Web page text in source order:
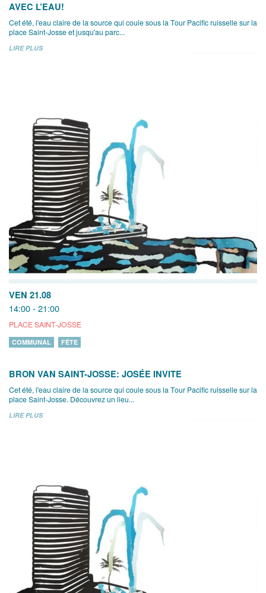
AVEC L’EAU!
Cet été, l'eau claire de la source qui coule sous la Tour Pacific ruisselle sur la
place Saint-Josse et jusqu'au parc...
LIRE PLUS
VEN 21.08
14:00 - 21:00
PLACE SAINT-JOSSE
COMMUNAL FÊTE
BRON VAN SAINT-JOSSE: JOSÉE INVITE
Cet été, l'eau claire de la source qui coule sous la Tour Pacific ruisselle sur la
place Saint-Josse. Découvrez un lieu...
LIRE PLUS